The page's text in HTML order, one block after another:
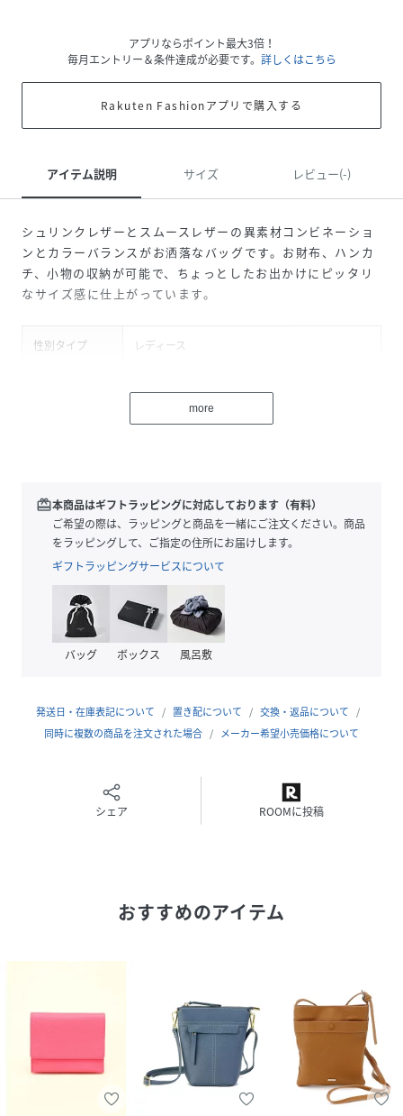
アプリならポイント最大3倍！
毎月エントリー＆条件達成が必要です。 詳しくはこちら
Rakuten Fashionアプリで購入する
アイテム説明 サイズ レビュー(-)
シュリンクレザーとスムースレザーの異素材コンビネーショ
ンとカラーバランスがお洒落なバッグです。お財布、ハンカ
チ、小物の収納が可能で、ちょっとしたお出かけにピッタリ
なサイズ感に仕上がっています。
性別タイプ レディース
牛革
品番
HT4023_BTV362
( BTV362-OFF-F HT4023)
more
redeem本商品はギフトラッピングに対応しております（有料）
ご希望の際は、ラッピングと商品を一緒にご注文ください。商品
をラッピングして、ご指定の住所にお届けします。
ギフトラッピングサービスについて
バッグ ボックス 風呂敷
発送日・在庫表記について 置き配について
交換・返品について
同時に複数の商品を注文された場合
メーカー希望小売価格について
シェア ROOMに投稿
おすすめのアイテム